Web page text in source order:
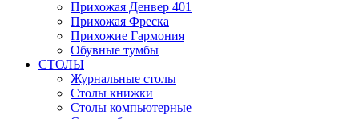
Прихожая Денвер 401
Прихожая Фреска
Прихожие Гармония
Обувные тумбы
СТОЛЫ
Журнальные столы
Столы книжки
Столы компьютерные